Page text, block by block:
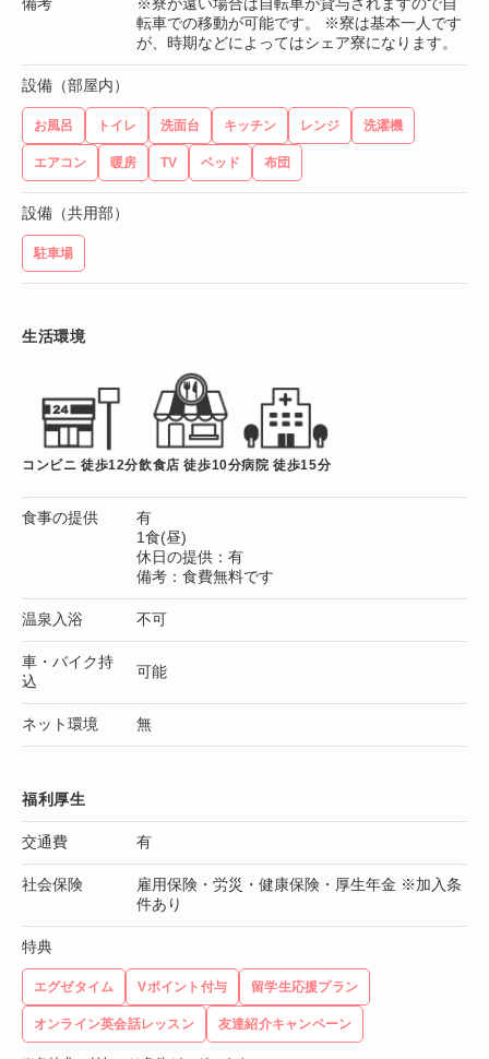
転車での移動が可能です。 ※寮は基本一人です
が、時期などによってはシェア寮になります。
設備（部屋内）
お風呂 トイレ 洗面台 キッチン レンジ 洗濯機
エアコン 暖房 TV ベッド 布団
設備（共用部）
駐車場
生活環境
コンビニ 徒歩12分飲食店 徒歩10分病院 徒歩15分
食事の提供
有
1食(昼)
休日の提供：有
備考：食費無料です
温泉入浴 不可
車・バイク持
込
可能
ネット環境 無
福利厚生
交通費 有
社会保険
雇用保険・労災・健康保険・厚生年金 ※加入条
件あり
特典
エグゼタイム Vポイント付与 留学生応援プラン
オンライン英会話レッスン 友達紹介キャンペーン